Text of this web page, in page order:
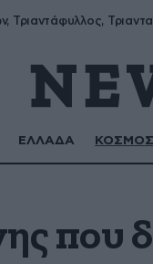
ΕΛΛΑΔΑ ΚΟΣΜΟΣ
που